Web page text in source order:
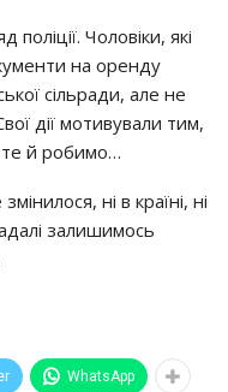
Чоловіки, які
на оренду
сільради, але не
дії мотивували тим,
й робимо…
ні в країні, ні
залишимось
WhatsApp